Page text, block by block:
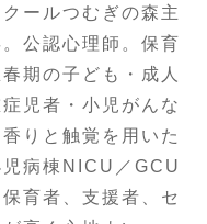
ールつむぎの森主
公認心理師。保育
期の子ども・成人
児者・小児がんな
りと触覚を用いた
病棟NICU／GCU
育者、支援者、セ